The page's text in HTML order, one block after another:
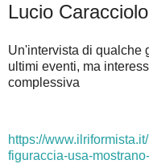
Lucio
Un'intervista di qualche
ultimi eventi, ma
complessiva
https://
figuraccia-usa-